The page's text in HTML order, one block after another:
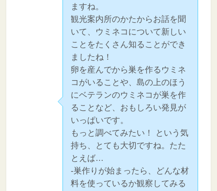
ますね。
観光案内所のかたからお話を聞
いて、ウミネコについて新しい
ことをたくさん知ることができ
ましたね！
卵を産んでから巣を作るウミネ
コがいることや、島の上のほう
にベテランのウミネコが巣を作
ることなど、おもしろい発見が
いっぱいです。
もっと調べてみたい！ という気
持ち、とても大切ですね。たた
とえば…
-巣作りが始まったら、どんな材
料を使っているか観察してみる